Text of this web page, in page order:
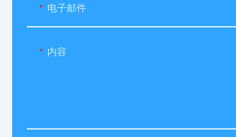
电子邮件
内容